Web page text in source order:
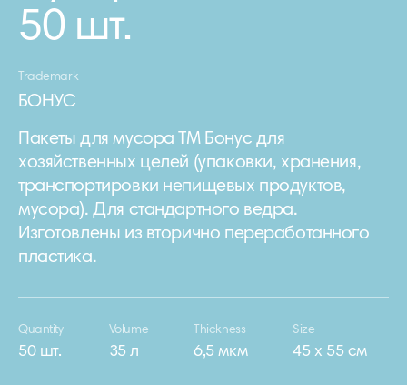
50 шт.
Trademark
БОНУС
Пакеты для мусора ТМ Бонус для
хозяйственных целей (упаковки, хранения,
транспортировки непищевых продуктов,
мусора). Для стандартного ведра.
Изготовлены из вторично переработанного
пластика.
Quantity
50 шт.
Volume
35 л
Thickness
6,5 мкм
Size
45 х 55 см